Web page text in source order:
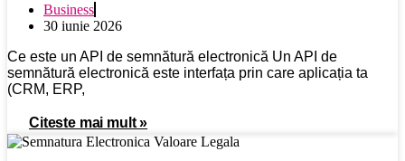
Business
30 iunie 2026
Ce este un API de semnătură electronică Un API de
semnătură electronică este interfața prin care aplicația ta
(CRM, ERP,
Citeste mai mult »